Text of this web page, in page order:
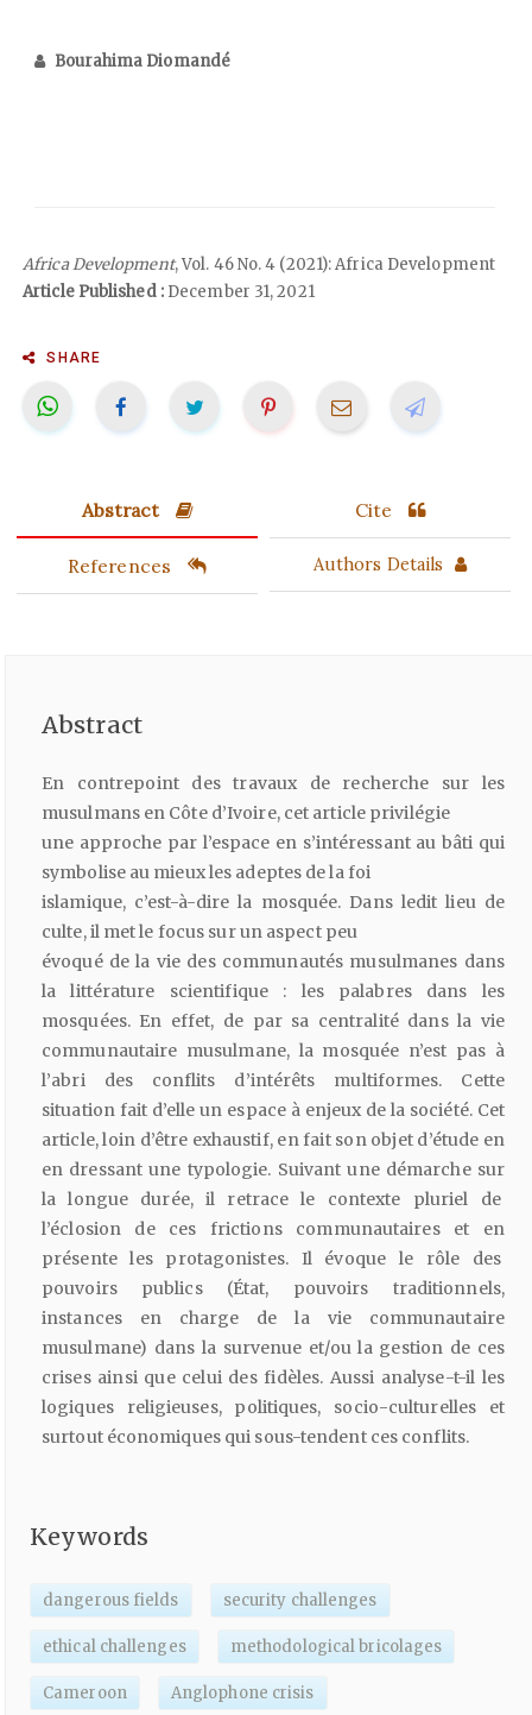
Bourahima Diomandé
Africa Development, Vol. 46 No. 4 (2021): Africa Development
Article Published :December 31, 2021
SHARE
Abstract Cite
References Authors Details
Abstract
En contrepoint des travaux de recherche sur les
musulmans en Côte d’Ivoire, cet article privilégie
une approche par l’espace en s’intéressant au bâti qui
symbolise au mieux les adeptes de la foi
islamique, c’est-à-dire la mosquée. Dans ledit lieu de
culte, il met le focus sur un aspect peu
évoqué de la vie des communautés musulmanes dans
la littérature scientifique : les palabres dans les
mosquées. En effet, de par sa centralité dans la vie
communautaire musulmane, la mosquée n’est pas à
l’abri des conflits d’intérêts multiformes. Cette
situation fait d’elle un espace à enjeux de la société. Cet
article, loin d’être exhaustif, en fait son objet d’étude en
en dressant une typologie. Suivant une démarche sur
la longue durée, il retrace le contexte pluriel de
l’éclosion de ces frictions communautaires et en
présente les protagonistes. Il évoque le rôle des
pouvoirs publics (État, pouvoirs traditionnels,
instances en charge de la vie communautaire
musulmane) dans la survenue et/ou la gestion de ces
crises ainsi que celui des fidèles. Aussi analyse-t-il les
logiques religieuses, politiques, socio-culturelles et
surtout économiques qui sous-tendent ces conflits.
Keywords
dangerous fields security challenges
ethical challenges methodological bricolages
Cameroon Anglophone crisis